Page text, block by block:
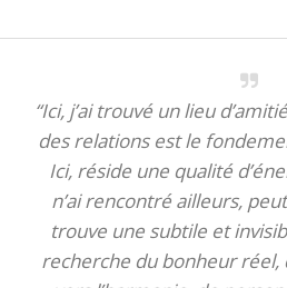
“Ici, j’ai trouvé un lieu
des relations est le
Ici, réside une qualité
n’ai rencontré ailleurs,
trouve une subtile et
recherche du bonheur réel,